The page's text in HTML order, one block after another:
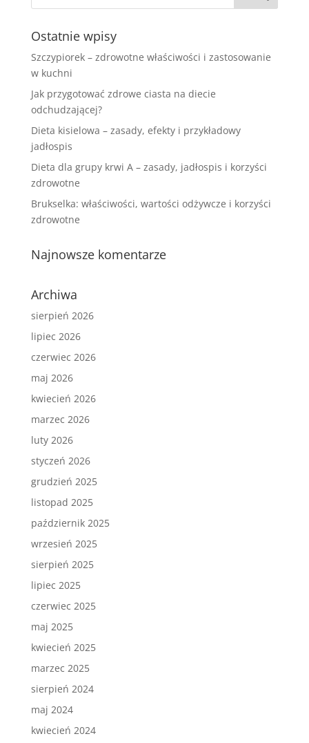
Ostatnie wpisy
Szczypiorek – zdrowotne właściwości i zastosowanie
w kuchni
Jak przygotować zdrowe ciasta na diecie
odchudzającej?
Dieta kisielowa – zasady, efekty i przykładowy
jadłospis
Dieta dla grupy krwi A – zasady, jadłospis i korzyści
zdrowotne
Brukselka: właściwości, wartości odżywcze i korzyści
zdrowotne
Najnowsze komentarze
Archiwa
sierpień 2026
lipiec 2026
czerwiec 2026
maj 2026
kwiecień 2026
marzec 2026
luty 2026
styczeń 2026
grudzień 2025
listopad 2025
październik 2025
wrzesień 2025
sierpień 2025
lipiec 2025
czerwiec 2025
maj 2025
kwiecień 2025
marzec 2025
sierpień 2024
maj 2024
kwiecień 2024